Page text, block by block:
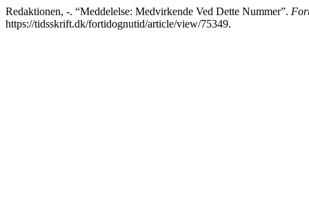
Redaktionen, -. “Meddelelse: Medvirkende Ved Dette Nummer”.
https://tidsskrift.dk/fortidognutid/article/view/75349.